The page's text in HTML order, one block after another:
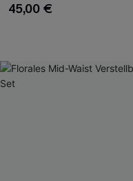
45,00 €